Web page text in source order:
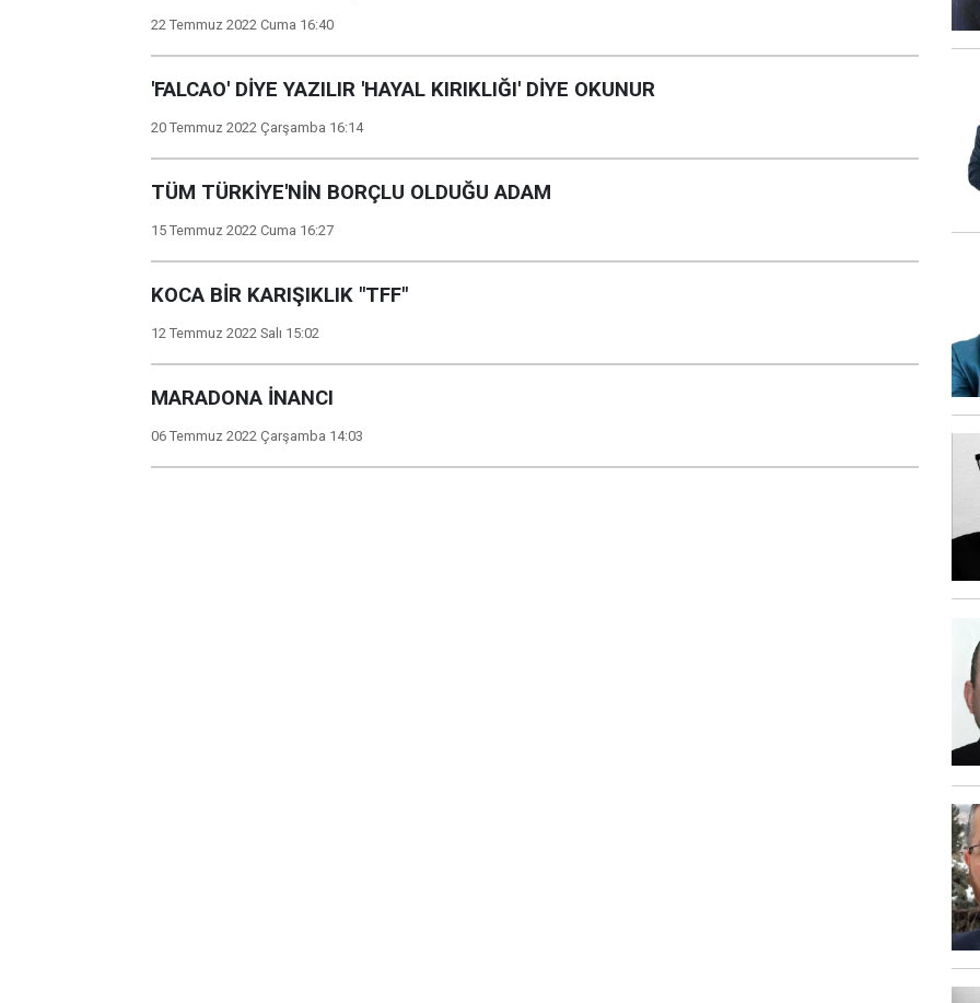
22 Temmuz 2022 Cuma 16:40
'FALCAO' DİYE YAZILIR 'HAYAL KIRIKLIĞI' DİYE OKUNUR
20 Temmuz 2022 Çarşamba 16:14
TÜM TÜRKİYE'NİN BORÇLU OLDUĞU ADAM
15 Temmuz 2022 Cuma 16:27
KOCA BİR KARIŞIKLIK "TFF"
12 Temmuz 2022 Salı 15:02
MARADONA İNANCI
06 Temmuz 2022 Çarşamba 14:03